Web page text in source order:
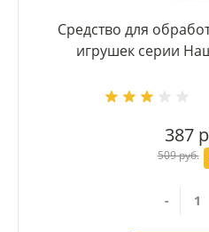
Средство для
игрушек серии
387
509 руб.
-